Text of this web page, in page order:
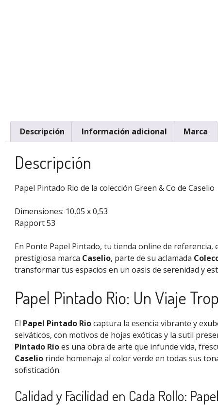
Descripción Información adicional Marca
Descripción
Papel Pintado Rio de la colección Green & Co de Caselio
Dimensiones: 10,05 x 0,53
Rapport 53
En Ponte Papel Pintado, tu tienda online de
prestigiosa marca Caselio, parte de su aclamada
transformar tus espacios en un oasis de serenidad y
Papel Pintado Rio: Un Viaje
El Papel Pintado Riocaptura la esencia vibrante y
selváticos, con motivos de hojas exóticas y la sutil
Pintado Rioes una obra de arte que infunde vida,
Caselio rinde homenaje al color verde en todas sus
sofisticación.
Calidad y Facilidad en Cada Rollo: